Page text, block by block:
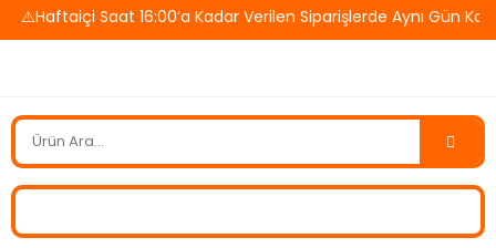
Saat 16:00’a Kadar Verilen Siparişlerde Aynı Gün